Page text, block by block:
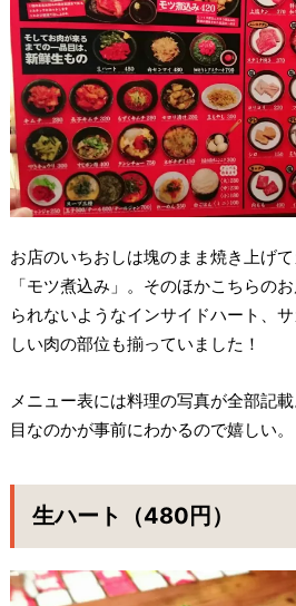
お店のいちおしは塊のまま焼き上げ
「モツ煮込み」。そのほかこちらの
られないようなインサイドハート、
しい肉の部位も揃っていました！
メニュー表には料理の写真が全部記
目なのかが事前にわかるので嬉しい。
生ハート（480円）